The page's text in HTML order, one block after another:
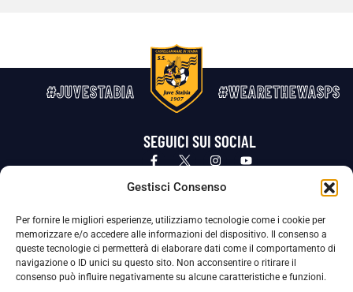
Gestisci Consenso
Per fornire le migliori esperienze, utilizziamo tecnologie come i cookie per
memorizzare e/o accedere alle informazioni del dispositivo. Il consenso a
queste tecnologie ci permetterà di elaborare dati come il comportamento di
navigazione o ID unici su questo sito. Non acconsentire o ritirare il
consenso può influire negativamente su alcune caratteristiche e funzioni.
#JUVESTABIA #WEARETHEWASPS
SEGUICI SUI SOCIAL
Privacy Policy Cookie Policy
La Società ha nominato il Responsabile della Protezione dei Dati Personali (DPO), figura specializzata che vigila sulle modalità
adottate dalla nostra Società per tutelare i Suoi dati personali.
Per contattare il DPO può scrivere a